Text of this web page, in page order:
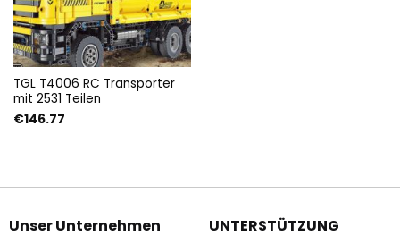
TGL T4006 RC Transporter
mit 2531 Teilen
€146.77
Unser Unternehmen
UNTERSTÜTZUNG